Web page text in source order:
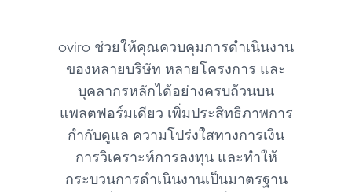
oviro ช่วยให้คุณควบคุมการดำเนินงาน
ของหลายบริษัท หลายโครงการ และ
บุคลากรหลักได้อย่างครบถ้วนบน
แพลตฟอร์มเดียว เพิ่มประสิทธิภาพการ
กำกับดูแล ความโปร่งใสทางการเงิน
การวิเคราะห์การลงทุน และทำให้
กระบวนการดำเนินงานเป็นมาตรฐาน